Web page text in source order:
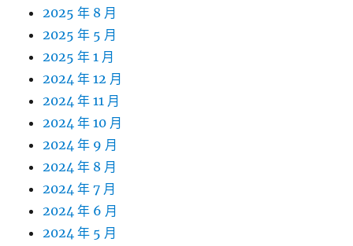
2025 年 8 月
2025 年 5 月
2025 年 1 月
2024 年 12 月
2024 年 11 月
2024 年 10 月
2024 年 9 月
2024 年 8 月
2024 年 7 月
2024 年 6 月
2024 年 5 月